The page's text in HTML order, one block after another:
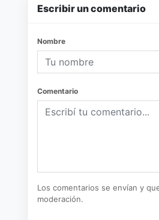
Escribir un comentario
Nombre
Comentario
Los comentarios se envían y
moderación.